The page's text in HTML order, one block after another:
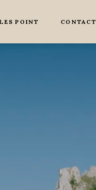
POINT CONTACT